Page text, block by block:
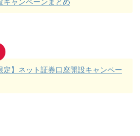
定】ネット証券口座開設キャンペー